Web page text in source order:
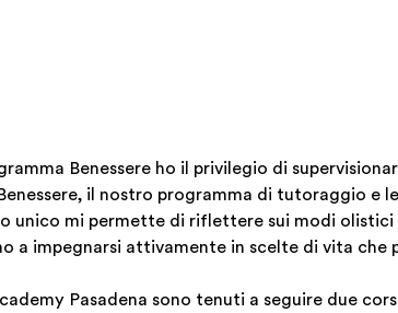
Benessere ho il privilegio di
il nostro programma di tutoraggio e
unico mi permette di riflettere sui modi
a impegnarsi attivamente in scelte di vita che
Pasadena sono tenuti a seguire due